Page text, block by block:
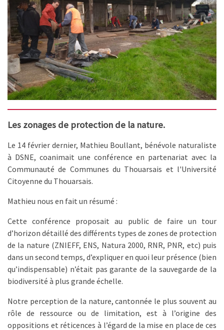
Les zonages de protection de la nature.
Le 14 février dernier, Mathieu Boullant, bénévole naturaliste
à DSNE, coanimait une conférence en partenariat avec la
Communauté de Communes du Thouarsais et l'Université
Citoyenne du Thouarsais.
Mathieu nous en fait un résumé :
Cette conférence proposait au public de faire un tour
d’horizon détaillé des différents types de zones de protection
de la nature (ZNIEFF, ENS, Natura 2000, RNR, PNR, etc) puis
dans un second temps, d’expliquer en quoi leur présence (bien
qu’indispensable) n’était pas garante de la sauvegarde de la
biodiversité à plus grande échelle.
Notre perception de la nature, cantonnée le plus souvent au
rôle de ressource ou de limitation, est à l’origine des
oppositions et réticences à l’égard de la mise en place de ces